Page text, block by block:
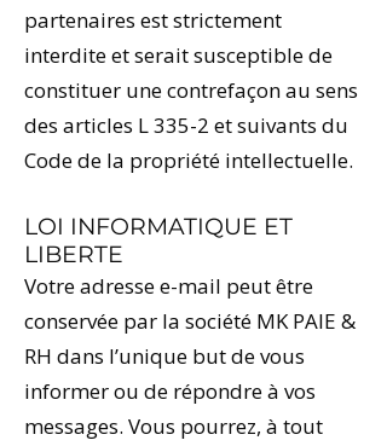
partenaires est strictement
interdite et serait susceptible de
constituer une contrefaçon au sens
des articles L 335-2 et suivants du
Code de la propriété intellectuelle.
LOI INFORMATIQUE ET
LIBERTE
Votre adresse e-mail peut être
conservée par la société MK PAIE &
RH dans l’unique but de vous
informer ou de répondre à vos
messages. Vous pourrez, à tout